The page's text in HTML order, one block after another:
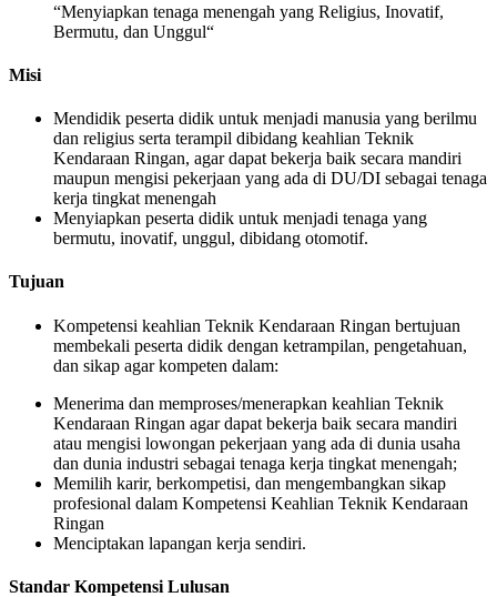
“Menyiapkan tenaga menengah yang Religius, Inovatif,
Bermutu, dan Unggul“
Misi
Mendidik peserta didik untuk menjadi manusia yang berilmu
dan religius serta terampil dibidang keahlian Teknik
Kendaraan Ringan, agar dapat bekerja baik secara mandiri
maupun mengisi pekerjaan yang ada di DU/DI sebagai tenaga
kerja tingkat menengah
Menyiapkan peserta didik untuk menjadi tenaga yang
bermutu, inovatif, unggul, dibidang otomotif.
Tujuan
Kompetensi keahlian Teknik Kendaraan Ringan bertujuan
membekali peserta didik dengan ketrampilan, pengetahuan,
dan sikap agar kompeten dalam:
Menerima dan memproses/menerapkan keahlian Teknik
Kendaraan Ringan agar dapat bekerja baik secara mandiri
atau mengisi lowongan pekerjaan yang ada di dunia usaha
dan dunia industri sebagai tenaga kerja tingkat menengah;
Memilih karir, berkompetisi, dan mengembangkan sikap
profesional dalam Kompetensi Keahlian Teknik Kendaraan
Ringan
Menciptakan lapangan kerja sendiri.
Standar Kompetensi Lulusan